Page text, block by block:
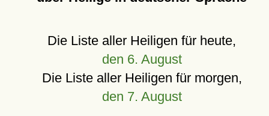
Die Liste aller Heiligen für heute,
den 6. August
Die Liste aller Heiligen für morgen,
den 7. August